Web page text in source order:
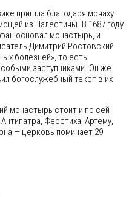
пришла благодаря монаху
из Палестины. В 1687 году
основал монастырь, и
Димитрий Ростовский
болезней», то есть
заступниками. Он же
богослужебный текст в их
монастырь стоит и по сей
Феостиха, Артему,
— церковь поминает 29